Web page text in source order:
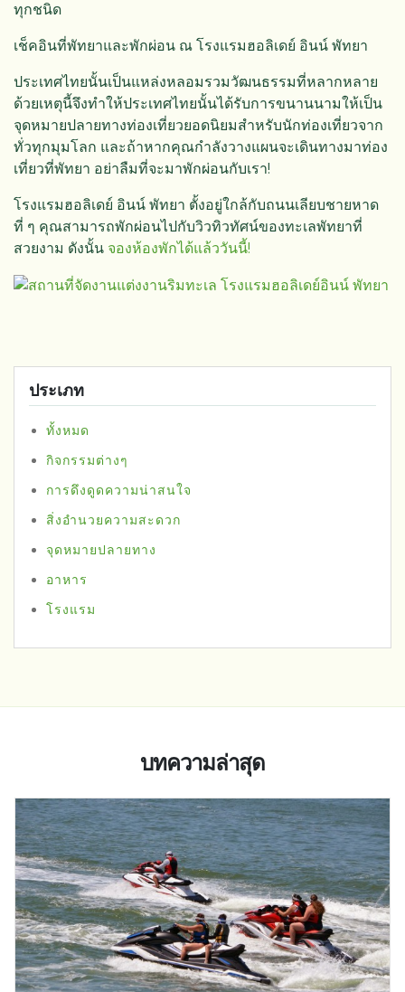
ทุกชนิด
เช็คอินที่พัทยาและพักผ่อน ณ โรงแรมฮอลิเดย์ อินน์ พัทยา
ประเทศไทยนั้นเป็นแหล่งหลอมรวมวัฒนธรรมที่หลากหลาย
ด้วยเหตุนี้จึงทำให้ประเทศไทยนั้นได้รับการขนานนามให้เป็น
จุดหมายปลายทางท่องเที่ยวยอดนิยมสำหรับนักท่องเที่ยวจาก
ทั่วทุกมุมโลก และถ้าหากคุณกำลังวางแผนจะเดินทางมาท่อง
เที่ยวที่พัทยา อย่าลืมที่จะมาพักผ่อนกับเรา!
โรงแรมฮอลิเดย์ อินน์ พัทยา ตั้งอยู่ใกล้กับถนนเลียบชายหาด
ที่ ๆ คุณสามารถพักผ่อนไปกับวิวทิวทัศน์ของทะเลพัทยาที่
สวยงาม ดังนั้น จองห้องพักได้แล้ววันนี้!
ประเภท
ทั้งหมด
กิจกรรมต่างๆ
การดึงดูดความน่าสนใจ
สิ่งอำนวยความสะดวก
จุดหมายปลายทาง
อาหาร
โรงแรม
บทความล่าสุด